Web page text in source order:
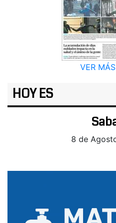
VER
HOY ES
8 de